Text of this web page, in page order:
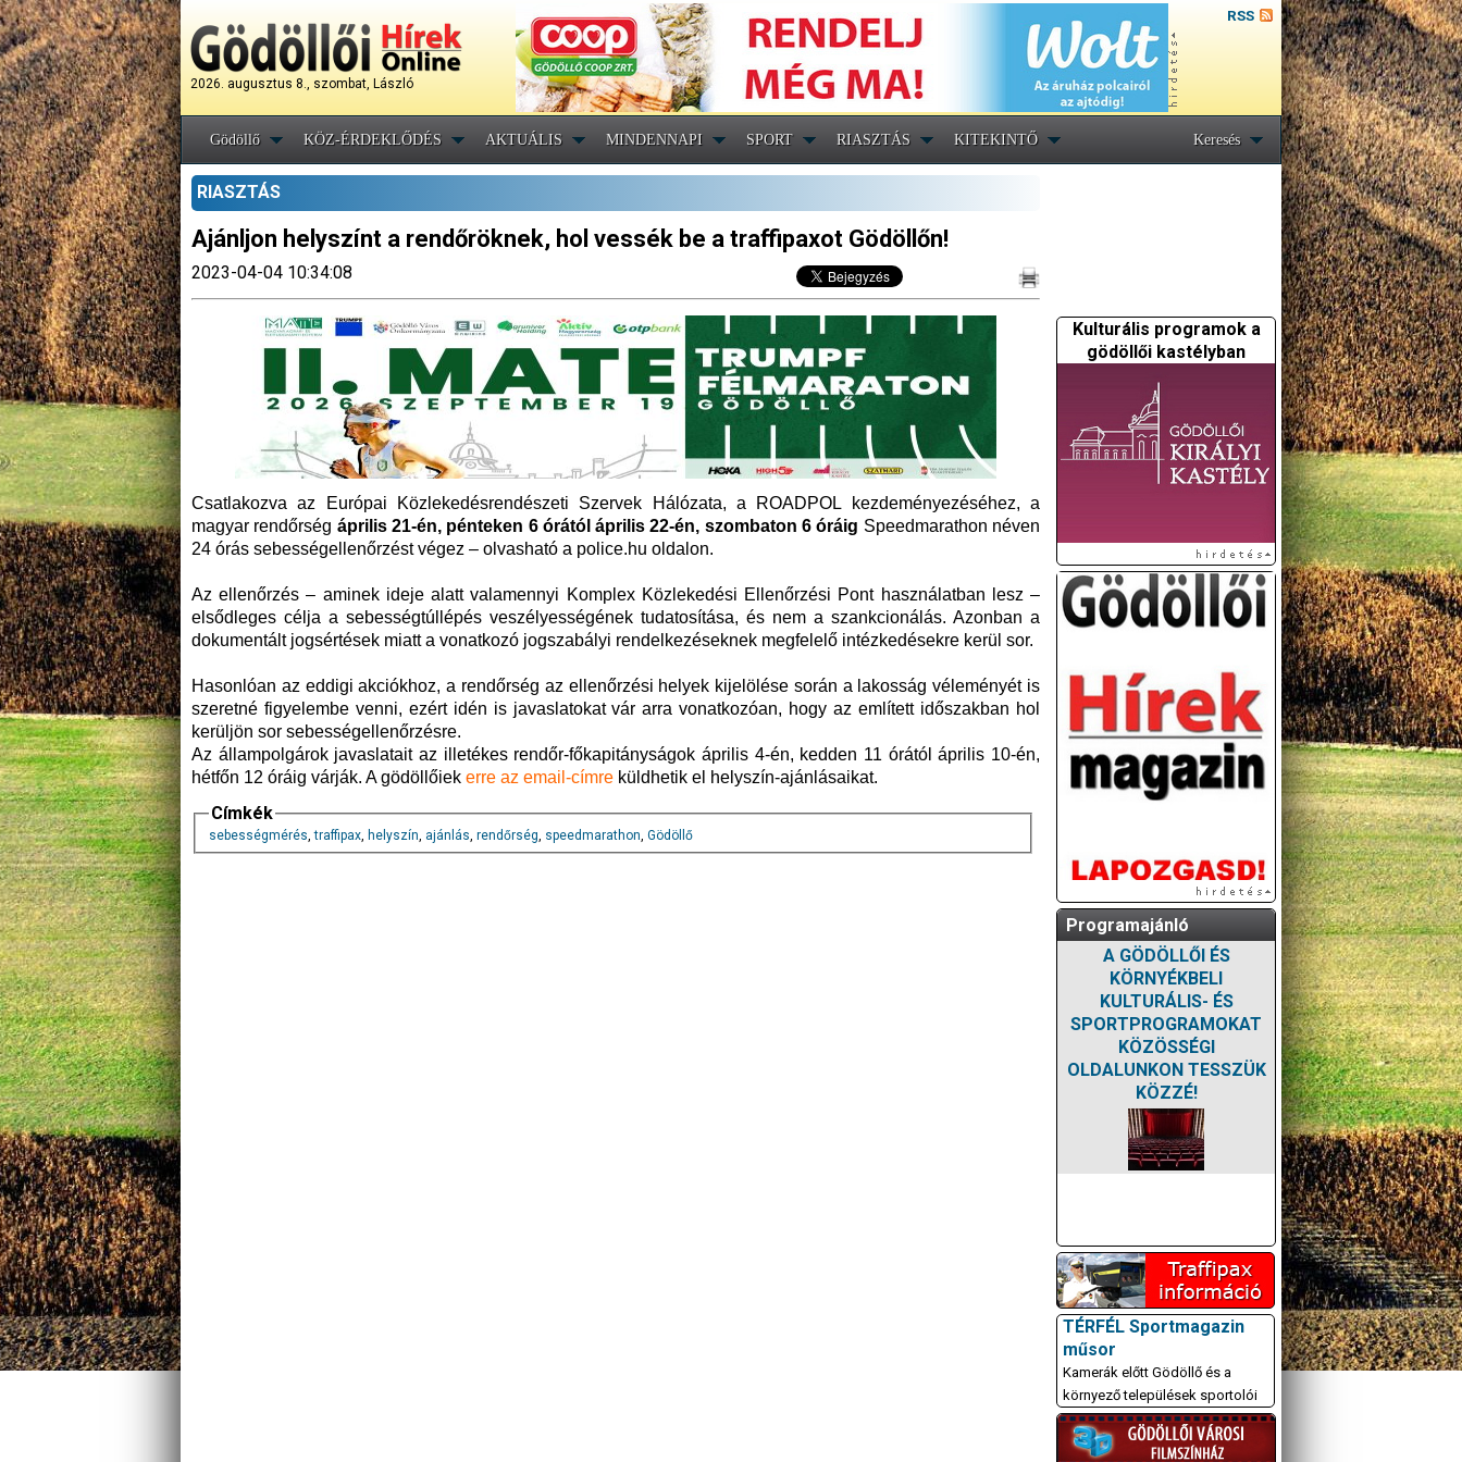
2026. augusztus 8., szombat, László
RSS
Gödöllő KÖZ-ÉRDEKLŐDÉS AKTUÁLIS MINDENNAPI SPORT RIASZTÁS KITEKINTŐ Keresés
RIASZTÁS
Ajánljon helyszínt a rendőröknek, hol vessék be a traffipaxot Gödöllőn!
2023-04-04 10:34:08
Csatlakozva az Európai Közlekedésrendészeti Szervek Hálózata, a ROADPOL kezdeményezéséhez, a
magyar rendőrség április 21-én, pénteken 6 órától április 22-én, szombaton 6 óráig Speedmarathon néven
24 órás sebességellenőrzést végez – olvasható a police.hu oldalon.
Az ellenőrzés – aminek ideje alatt valamennyi Komplex Közlekedési Ellenőrzési Pont használatban lesz –
elsődleges célja a sebességtúllépés veszélyességének tudatosítása, és nem a szankcionálás. Azonban a
dokumentált jogsértések miatt a vonatkozó jogszabályi rendelkezéseknek megfelelő intézkedésekre kerül sor.
Hasonlóan az eddigi akciókhoz, a rendőrség az ellenőrzési helyek kijelölése során a lakosság véleményét is
szeretné figyelembe venni, ezért idén is javaslatokat vár arra vonatkozóan, hogy az említett időszakban hol
kerüljön sor sebességellenőrzésre.
Az állampolgárok javaslatait az illetékes rendőr-főkapitányságok április 4-én, kedden 11 órától április 10-én,
hétfőn 12 óráig várják. A gödöllőiek erre az email-címre küldhetik el helyszín-ajánlásaikat.
Címkék
sebességmérés,traffipax, helyszín, ajánlás, rendőrség, speedmarathon, Gödöllő
Kulturális programok a
gödöllői kastélyban
Programajánló
A GÖDÖLLŐI ÉS
KÖRNYÉKBELI
KULTURÁLIS- ÉS
SPORTPROGRAMOKAT
KÖZÖSSÉGI
OLDALUNKON TESSZÜK
KÖZZÉ!
TÉRFÉL Sportmagazin
műsor
Kamerák előtt Gödöllő és a
környező települések sportolói